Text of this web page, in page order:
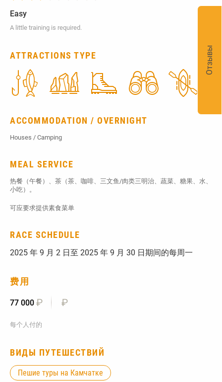
Easy
A little training is required.
ATTRACTIONS TYPE
ACCOMMODATION / OVERNIGHT
Houses / Camping
MEAL SERVICE
热餐（午餐）、茶（茶、咖啡、三文鱼/肉类三明治、蔬菜、糖果、水、
小吃）。
可应要求提供素食菜单
RACE SCHEDULE
2025 年 9 月 2 日至 2025 年 9 月 30 日期间的每周一
费用
77 000 ₽ ₽
每个人付的
ВИДЫ ПУТЕШЕСТВИЙ
Пешие туры на Камчатке
Отзывы